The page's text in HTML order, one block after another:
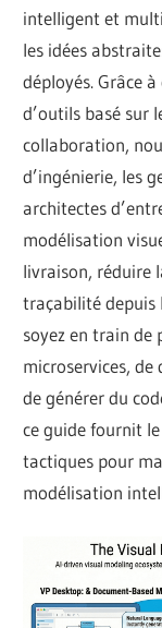
intelligent et
les idées
déployés. Grâce
d’outils basé sur
collaboration,
d’ingénierie, les
architectes
modélisation
livraison, réduire
traçabilité depuis
soyez en train
microservices, de
de générer du
ce guide fournit
tactiques pour
modélisation